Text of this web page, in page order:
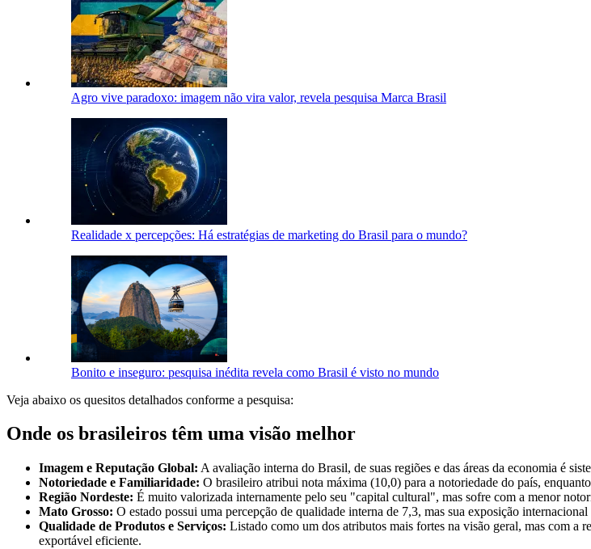
Agro vive paradoxo: imagem não vira valor, revela pesquisa Marca Brasil
Realidade x percepções: Há estratégias de marketing do Brasil para o mundo?
Bonito e inseguro: pesquisa inédita revela como Brasil é visto no mundo
Veja abaixo os quesitos detalhados conforme a pesquisa:
Onde os brasileiros têm uma visão melhor
Imagem e Reputação Global: A avaliação interna do Brasil, de suas regiões e das áreas da economia é
Notoriedade e Familiaridade: O brasileiro atribui nota máxima (10,0) para a notoriedade do país,
Região Nordeste: É muito valorizada internamente pelo seu "capital cultural", mas sofre com a menor
Mato Grosso: O estado possui uma percepção de qualidade interna de 7,3, mas sua exposição internacional
Qualidade de Produtos e Serviços: Listado como um dos atributos mais fortes na visão geral, mas com a
exportável eficiente.